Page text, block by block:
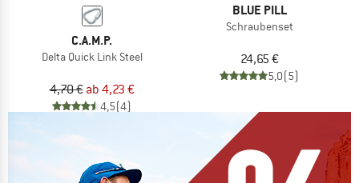
C.A.M.P.
Delta Quick Link Steel
4,70 € ab 4,23 €
4,5(4)
BLUE PILL
Schraubenset
24,65 €
5,0(5)